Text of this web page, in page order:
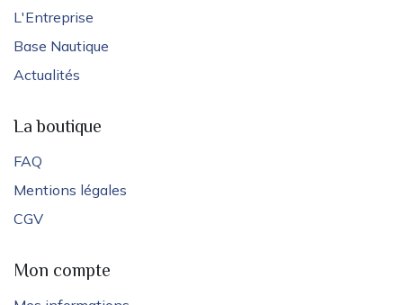
L'Entreprise
Base Nautique
Actualités
La boutique
FAQ
Mentions légales
CGV
Mon compte